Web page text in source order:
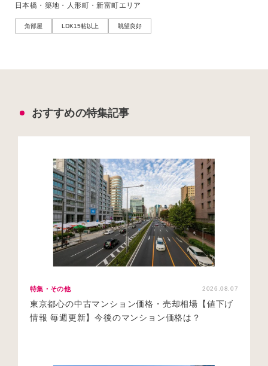
日本橋・築地・人形町・新富町エリア
角部屋 LDK15帖以上 眺望良好
おすすめの特集記事
特集・その他 2026.08.07
東京都心の中古マンション価格・売却相場【値下げ
情報 毎週更新】今後のマンション価格は？